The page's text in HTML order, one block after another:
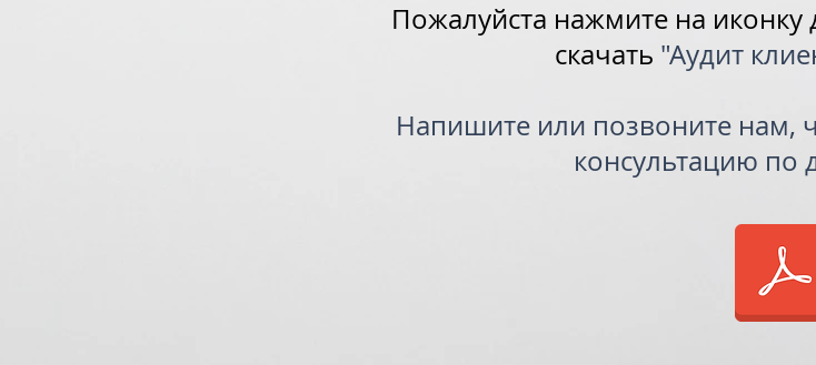
Пожалуйста нажмите на иконку
скачать "Аудит
Напишите или позвоните нам,
консультацию по